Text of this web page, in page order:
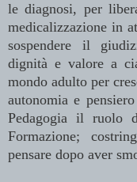
le diagnosi, per
medicalizzazione in
sospendere il
dignità e valore a
mondo adulto per
autonomia e
Pedagogia il ruolo
Formazione;
pensare dopo aver